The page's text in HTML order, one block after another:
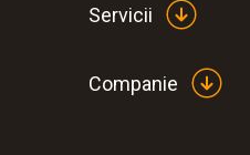
Servicii
Companie